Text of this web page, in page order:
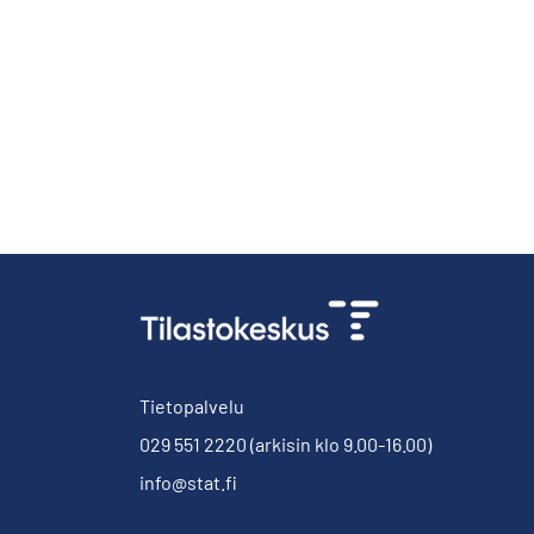
Tietopalvelu
029 551 2220 (arkisin klo 9.00-16.00)
info@stat.fi